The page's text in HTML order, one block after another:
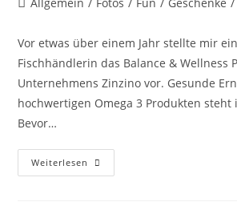
Vor etwas über einem Jahr stellte mir
Fischhändlerin das Balance & Wellness
Unternehmens Zinzino vor. Gesunde
hochwertigen Omega 3 Produkten
Bevor…
Weiterlesen 2018-
2019